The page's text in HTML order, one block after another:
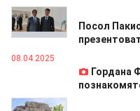
18.04.2025
Посол
08.04.2025
Гордана
08.04.2025